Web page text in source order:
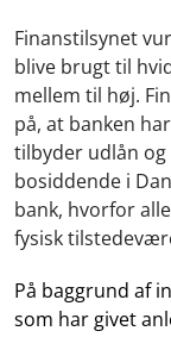
Finanstilsynet
blive brugt til
mellem til høj.
på, at banken
tilbyder udlån
bosiddende i
bank, hvorfor
fysisk
På baggrund af
som har givet